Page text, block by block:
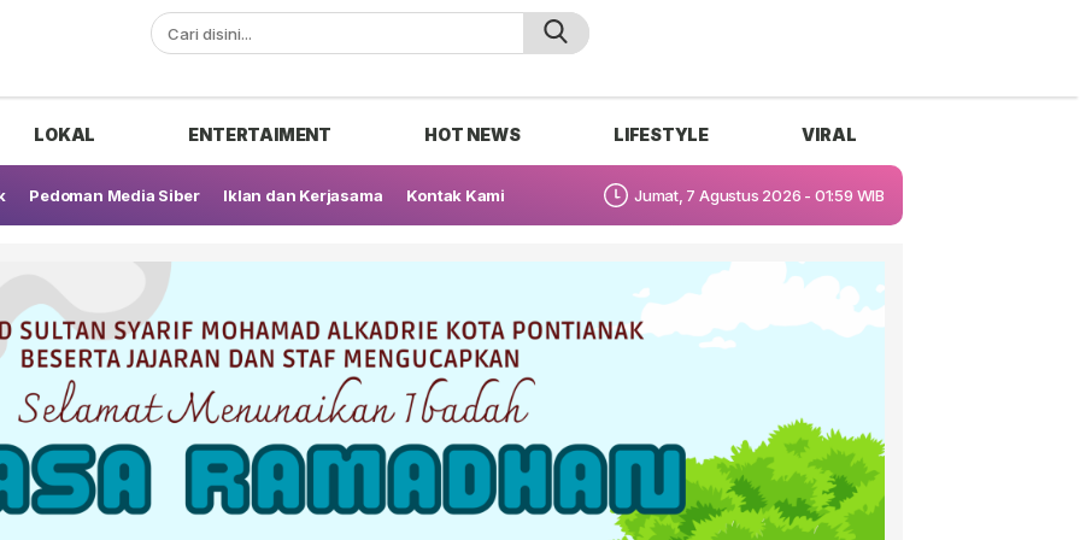
LOKAL ENTERTAIMENT HOT NEWS LIFESTYLE VIRAL
Pedoman Media Siber Iklan dan Kerjasama Kontak Kami Jumat, 7 Agustus 2026 - 01:59 WIB